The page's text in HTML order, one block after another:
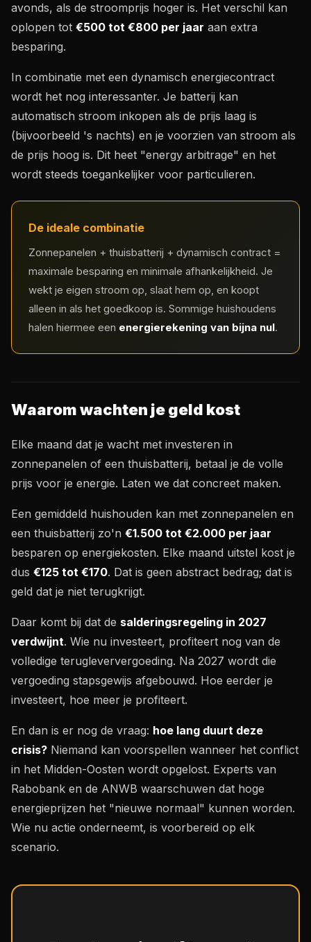
avonds, als de stroomprijs hoger is. Het verschil kan
oplopen tot €500 tot €800 per jaar aan extra
besparing.
In combinatie met een dynamisch energiecontract
wordt het nog interessanter. Je batterij kan
automatisch stroom inkopen als de prijs laag is
(bijvoorbeeld 's nachts) en je voorzien van stroom als
de prijs hoog is. Dit heet "energy arbitrage" en het
wordt steeds toegankelijker voor particulieren.
De ideale combinatie
Zonnepanelen + thuisbatterij + dynamisch contract =
maximale besparing en minimale afhankelijkheid. Je
wekt je eigen stroom op, slaat hem op, en koopt
alleen in als het goedkoop is. Sommige huishoudens
halen hiermee een energierekening van bijna nul.
Waarom wachten je geld kost
Elke maand dat je wacht met investeren in
zonnepanelen of een thuisbatterij, betaal je de volle
prijs voor je energie. Laten we dat concreet maken.
Een gemiddeld huishouden kan met zonnepanelen en
een thuisbatterij zo'n €1.500 tot €2.000 per jaar
besparen op energiekosten. Elke maand uitstel kost je
dus €125 tot €170. Dat is geen abstract bedrag; dat is
geld dat je niet terugkrijgt.
Daar komt bij dat de salderingsregeling in 2027
verdwijnt. Wie nu investeert, profiteert nog van de
volledige terugleververgoeding. Na 2027 wordt die
vergoeding stapsgewijs afgebouwd. Hoe eerder je
investeert, hoe meer je profiteert.
En dan is er nog de vraag: hoe lang duurt deze
crisis? Niemand kan voorspellen wanneer het conflict
in het Midden-Oosten wordt opgelost. Experts van
Rabobank en de ANWB waarschuwen dat hoge
energieprijzen het "nieuwe normaal" kunnen worden.
Wie nu actie onderneemt, is voorbereid op elk
scenario.